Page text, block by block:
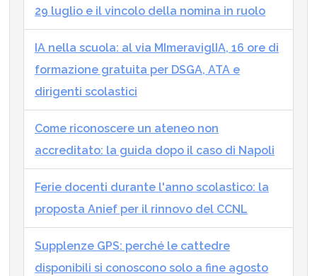
29 luglio e il vincolo della nomina in ruolo
IA nella scuola: al via MImeraviglIA, 16 ore di
formazione gratuita per DSGA, ATA e
dirigenti scolastici
Come riconoscere un ateneo non
accreditato: la guida dopo il caso di Napoli
Ferie docenti durante l'anno scolastico: la
proposta Anief per il rinnovo del CCNL
Supplenze GPS: perché le cattedre
disponibili si conoscono solo a fine agosto